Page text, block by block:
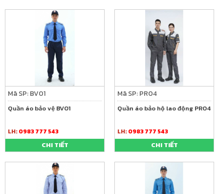
Mã SP: BV01
Quần áo bảo vệ BV01
LH:0983 777 543
CHI TIẾT
Mã SP: PR04
Quần áo bảo hộ lao động PR04
LH:0983 777 543
CHI TIẾT